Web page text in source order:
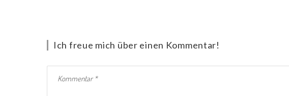
Ich freue mich über einen Kommentar!